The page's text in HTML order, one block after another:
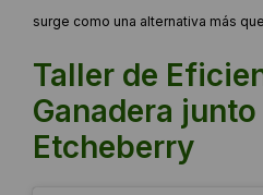
surge como una alternativa más
Taller de
Ganadera
Etcheberry